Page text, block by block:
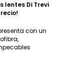
lentes Di Trevi
con un